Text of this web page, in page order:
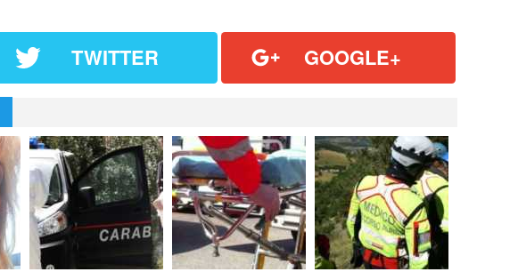
TWITTER GOOGLE+